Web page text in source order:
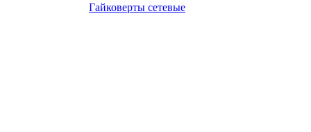
Гайковерты сетевые